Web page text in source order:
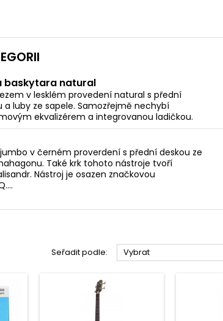
baskytara natural
v lesklém provedení natural s přední
a luby ze sapele. Samozřejmě nechybí
ekvalizérem a integrovanou ladičkou.
v černém proverdení s přední deskou ze
Také krk tohoto nástroje tvoří
Nástroj je osazen značkovou
Seřadit podle: Vybrat